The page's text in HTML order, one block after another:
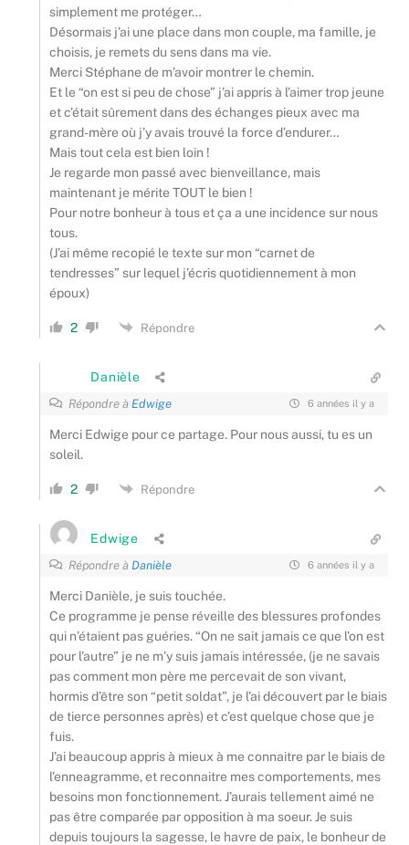
simplement me protéger…
Désormais j’ai une place dans mon couple, ma famille, je
choisis, je remets du sens dans ma vie.
Merci Stéphane de m’avoir montrer le chemin.
Et le “on est si peu de chose” j’ai appris à l’aimer trop jeune
et c’était sûrement dans des échanges pieux avec ma
grand-mère où j’y avais trouvé la force d’endurer…
Mais tout cela est bien loin !
Je regarde mon passé avec bienveillance, mais
maintenant je mérite TOUT le bien !
Pour notre bonheur à tous et ça a une incidence sur nous
tous.
(J’ai même recopié le texte sur mon “carnet de
tendresses” sur lequel j’écris quotidiennement à mon
époux)
2 Répondre
Danièle
Répondre à Edwige 6 années il y a
Merci Edwige pour ce partage. Pour nous aussi, tu es un
soleil.
2 Répondre
Edwige
Répondre à Danièle 6 années il y a
Merci Danièle, je suis touchée.
Ce programme je pense réveille des blessures profondes
qui n’étaient pas guéries. “On ne sait jamais ce que l’on est
pour l’autre” je ne m’y suis jamais intéressée, (je ne savais
pas comment mon père me percevait de son vivant,
hormis d’être son “petit soldat”, je l’ai découvert par le biais
de tierce personnes après) et c’est quelque chose que je
fuis.
J’ai beaucoup appris à mieux à me connaitre par le biais de
l’enneagramme, et reconnaitre mes comportements, mes
besoins mon fonctionnement. J’aurais tellement aimé ne
pas être comparée par opposition à ma soeur. Je suis
depuis toujours la sagesse, le havre de paix, le bonheur de